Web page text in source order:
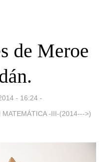
de Meroe
- 16:24 -
-III-(2014--->)